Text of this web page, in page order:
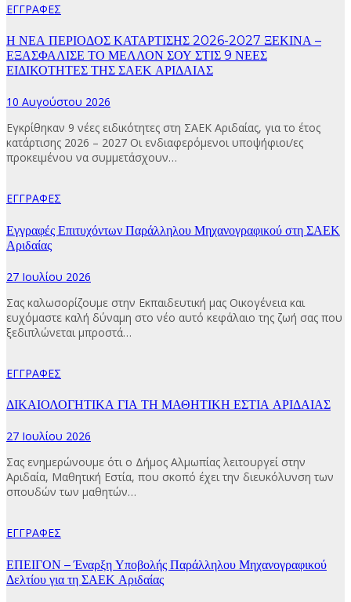
ΕΓΓΡΑΦΕΣ
Η ΝΕΑ ΠΕΡΙΟΔΟΣ ΚΑΤΑΡΤΙΣΗΣ 2026-2027 ΞΕΚΙΝΑ –
ΕΞΑΣΦΑΛΙΣΕ ΤΟ ΜΕΛΛΟΝ ΣΟΥ ΣΤΙΣ 9 ΝΕΕΣ
ΕΙΔΙΚΟΤΗΤΕΣ ΤΗΣ ΣΑΕΚ ΑΡΙΔΑΙΑΣ
10 Αυγούστου 2026
Εγκρίθηκαν 9 νέες ειδικότητες στη ΣΑΕΚ Αριδαίας, για το έτος
κατάρτισης 2026 – 2027 Οι ενδιαφερόμενοι υποψήφιοι/ες
προκειμένου να συμμετάσχουν…
ΕΓΓΡΑΦΕΣ
Εγγραφές Επιτυχόντων Παράλληλου Μηχανογραφικού στη ΣΑΕΚ
Αριδαίας
27 Ιουλίου 2026
Σας καλωσορίζουμε στην Εκπαιδευτική μας Οικογένεια και
ευχόμαστε καλή δύναμη στο νέο αυτό κεφάλαιο της ζωή σας που
ξεδιπλώνεται μπροστά…
ΕΓΓΡΑΦΕΣ
ΔΙΚΑΙΟΛΟΓΗΤΙΚΑ ΓΙΑ ΤΗ ΜΑΘΗΤΙΚΗ ΕΣΤΙΑ ΑΡΙΔΑΙΑΣ
27 Ιουλίου 2026
Σας ενημερώνουμε ότι ο Δήμος Αλμωπίας λειτουργεί στην
Αριδαία, Μαθητική Εστία, που σκοπό έχει την διευκόλυνση των
σπουδών των μαθητών…
ΕΓΓΡΑΦΕΣ
ΕΠΕΙΓΟΝ – Έναρξη Υποβολής Παράλληλου Μηχανογραφικού
Δελτίου για τη ΣΑΕΚ Αριδαίας